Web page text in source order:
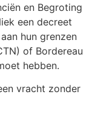
en Begroting
een decreet
hun grenzen
of Bordereau
hebben.
vracht zonder